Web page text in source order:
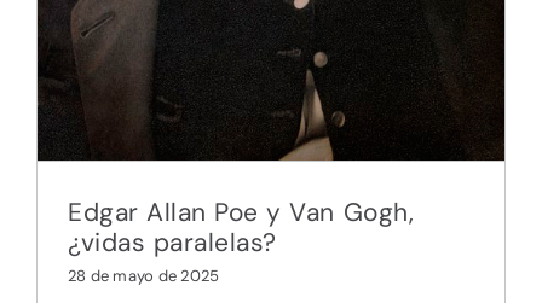
Edgar Allan Poe y Van Gogh,
¿vidas paralelas?
28 de mayo de 2025